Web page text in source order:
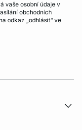
vaše osobní údaje v
obchodních
odkaz „odhlásit“ ve